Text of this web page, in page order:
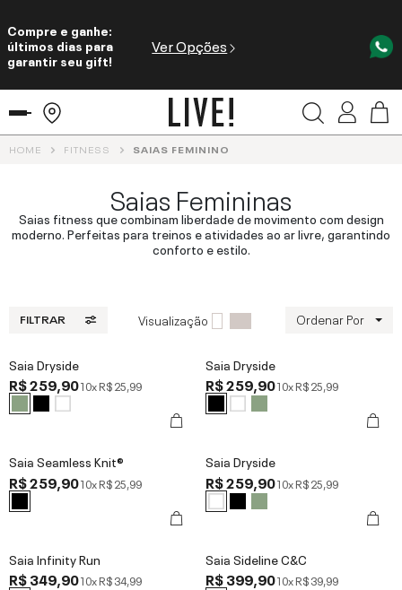
Compre e ganhe:
últimos dias para
garantir seu gift!
Ver Opções
HOME FITNESS SAIAS FEMININO
Saias Femininas
Saias fitness que combinam liberdade de movimento com design
moderno. Perfeitas para treinos e atividades ao ar livre, garantindo
conforto e estilo.
FILTRAR Visualização Ordenar Por
Saia Dryside
R$ 259,9010xR$ 25,99
Saia Dryside
R$ 259,9010xR$ 25,99
Saia Seamless Knit®
R$ 259,9010xR$ 25,99
Saia Dryside
R$ 259,9010xR$ 25,99
Saia Infinity Run
R$ 349,9010xR$ 34,99
Saia Sideline C&C
R$ 399,9010xR$ 39,99